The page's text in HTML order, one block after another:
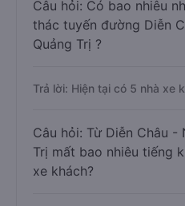
Câu hỏi: Có bao nhiêu
thác tuyến đường Diễn
Quảng Trị ?
Trả lời: Hiện tại có 5 nhà xe
Câu hỏi: Từ Diễn Châu -
Trị mất bao nhiêu tiếng
xe khách?